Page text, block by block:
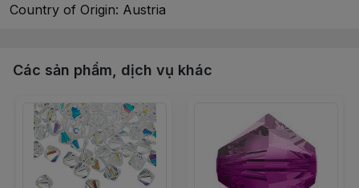
Country of Origin: Austria
Các sản phẩm, dịch vụ khác